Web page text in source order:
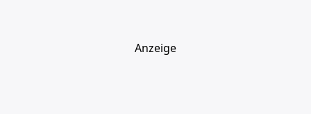
Anzeige